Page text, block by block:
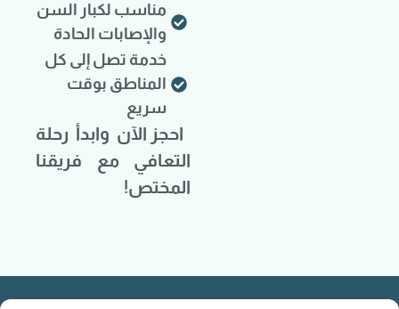
مناسب لكبار السن
والإصابات الحادة
خدمة تصل إلى كل
المناطق بوقت
سريع
احجز الآن وابدأ رحلة
التعافي مع فريقنا
المختص!